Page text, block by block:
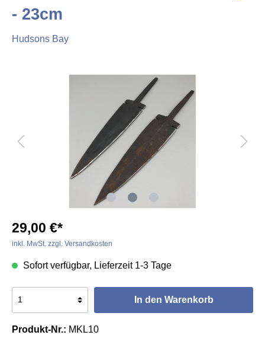
- 23cm
Hudsons Bay
29,00 €*
inkl. MwSt. zzgl. Versandkosten
Sofort verfügbar, Lieferzeit 1-3 Tage
In den Warenkorb
Produkt-Nr.: MKL10